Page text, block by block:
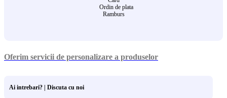
Ordin de plata
Ramburs
Oferim servicii de personalizare a produselor
Ai intrebari? | Discuta cu noi